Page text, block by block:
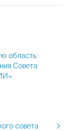
область:
Совета
совета